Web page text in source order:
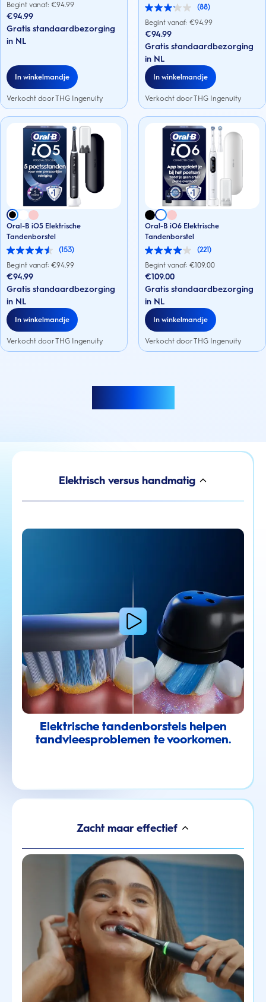
Begint vanaf: €94.99
€94.99
Gratis standaardbezorging
in NL
In winkelmandje
Verkocht door THG Ingenuity
(88)
3.1
van
de
5
sterren.
88
beoordelingen
Begint vanaf: €94.99
€94.99
Gratis standaardbezorging
in NL
In winkelmandje
Verkocht door THG Ingenuity
Oral-B iO5 Elektrische
Tandenborstel
(153)
4.5
van
de
5
sterren.
153
beoordelingen
Begint vanaf: €94.99
€94.99
Gratis standaardbezorging
in NL
In winkelmandje
Verkocht door THG Ingenuity
Oral-B iO6 Elektrische
Tandenborstel
(221)
4.0
van
de
5
sterren.
221
beoordelingen
Begint vanaf: €109.00
€109.00
Gratis standaardbezorging
in NL
In winkelmandje
Verkocht door THG Ingenuity
Elektrisch versus handmatig
Elektrische tandenborstels helpen
tandvleesproblemen te voorkomen.
Zacht maar effectief